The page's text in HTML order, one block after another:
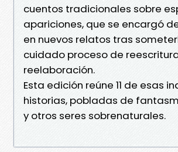
cuentos tradicionales sobre
apariciones, que se encargó
en nuevos relatos tras
cuidado proceso de
reelaboración.
Esta edición reúne 11 de esas
historias, pobladas de
y otros seres sobrenaturales.